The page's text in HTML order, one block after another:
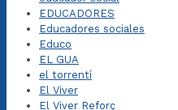
EDUCADORES
Educadores sociales
Educo
EL GUA
el torrentí
El Viver
El Viver Reforç